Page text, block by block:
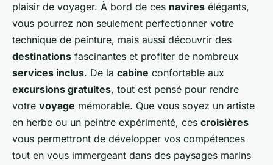
plaisir de voyager. À bord de ces navires élégants,
vous pourrez non seulement perfectionner votre
technique de peinture, mais aussi découvrir des
destinations fascinantes et profiter de nombreux
services inclus. De la cabine confortable aux
excursions gratuites, tout est pensé pour rendre
votre voyage mémorable. Que vous soyez un artiste
en herbe ou un peintre expérimenté, ces croisières
vous permettront de développer vos compétences
tout en vous immergeant dans des paysages marins